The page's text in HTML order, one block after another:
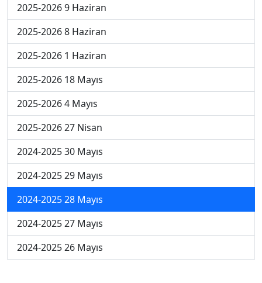
2025-2026 9 Haziran
2025-2026 8 Haziran
2025-2026 1 Haziran
2025-2026 18 Mayıs
2025-2026 4 Mayıs
2025-2026 27 Nisan
2024-2025 30 Mayıs
2024-2025 29 Mayıs
2024-2025 28 Mayıs
2024-2025 27 Mayıs
2024-2025 26 Mayıs